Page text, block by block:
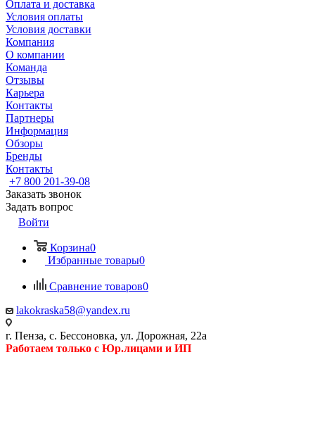
Оплата и доставка
Условия оплаты
Условия доставки
Компания
О компании
Команда
Отзывы
Карьера
Контакты
Партнеры
Информация
Обзоры
Бренды
Контакты
+7 800 201-39-08
Заказать звонок
Задать вопрос
Войти
Корзина0
Избранные товары0
Сравнение товаров0
lakokraska58@yandex.ru
г. Пенза, с. Бессоновка, ул. Дорожная, 22а
Работаем только с Юр.лицами и ИП